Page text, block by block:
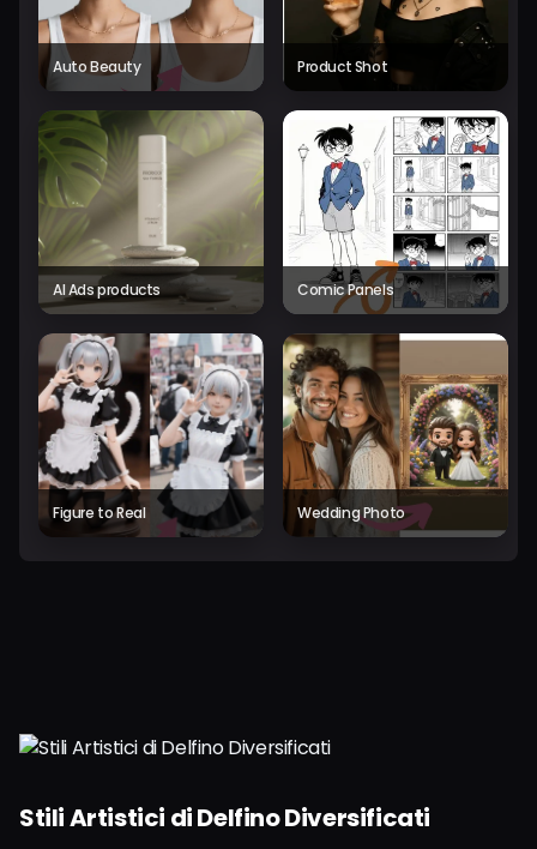
Auto Beauty Product Shot
AI Ads products Comic Panels
Figure to Real Wedding Photo
Stili Artistici di Delfino Diversificati